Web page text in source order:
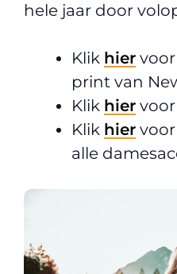
hele jaar door
Klik hier
print van
Klik hier
Klik hier
alle